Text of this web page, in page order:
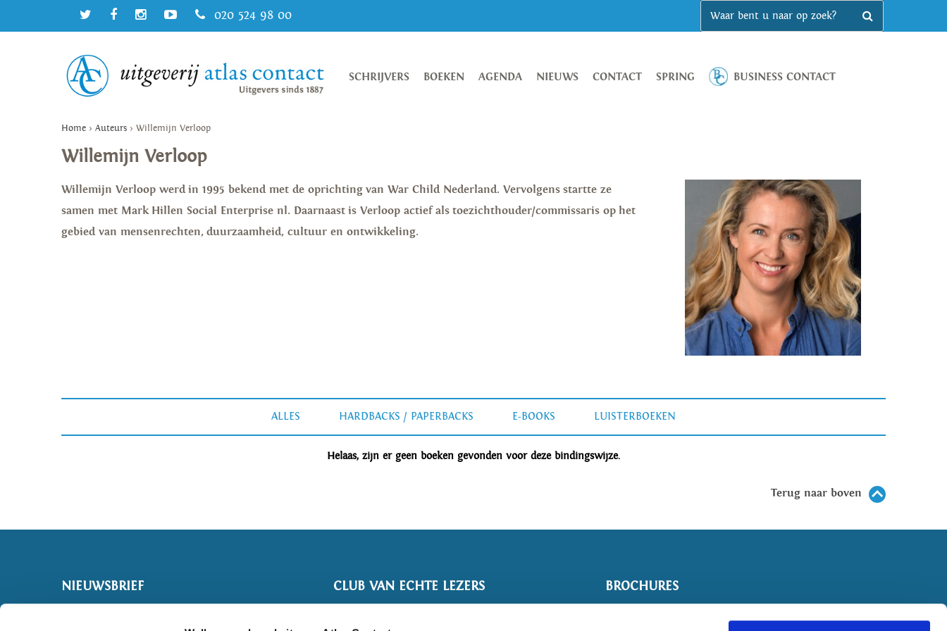
020 524 98 00
SCHRIJVERS BOEKEN AGENDA NIEUWS CONTACT SPRING BUSINESS CONTACT
Home > Auteurs > Willemijn Verloop
Willemijn Verloop
Willemijn Verloop werd in 1995 bekend met de oprichting van War Child Nederland. Vervolgens startte ze
samen met Mark Hillen Social Enterprise nl. Daarnaast is Verloop actief als toezichthouder/commissaris op het
gebied van mensenrechten, duurzaamheid, cultuur en ontwikkeling.
ALLES HARDBACKS / PAPERBACKS E-BOOKS LUISTERBOEKEN
Helaas, zijn er geen boeken gevonden voor deze bindingswijze.
Terug naar boven
NIEUWSBRIEF CLUB VAN ECHTE LEZERS BROCHURES